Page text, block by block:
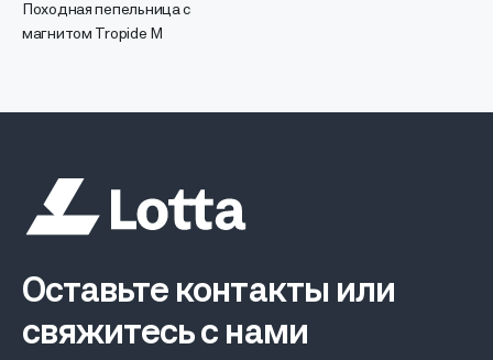
Походная пепельница с
магнитом Tropide M
Оставьте контакты или
свяжитесь с нами